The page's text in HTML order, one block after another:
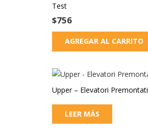
Test
$756
AGREGAR AL CARRITO
Upper – Elevatori Premontati
LEER MÁS